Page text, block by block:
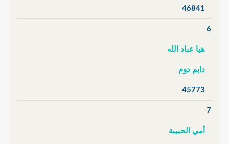
46841
6
هيا عباد الله
دايم دوم
45773
7
أمي الحبيبة